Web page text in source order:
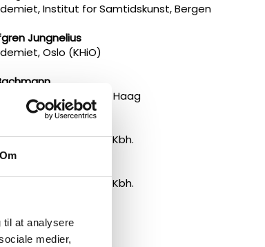
Om
til at analysere
medier,
Institut for Samtidskunst, Bergen
Jungnelius
Oslo (KHiO)
Academy of Art, The Haag
Kunstakademi, Kbh.
Kunstakademi, Kbh.
Fashion Tech